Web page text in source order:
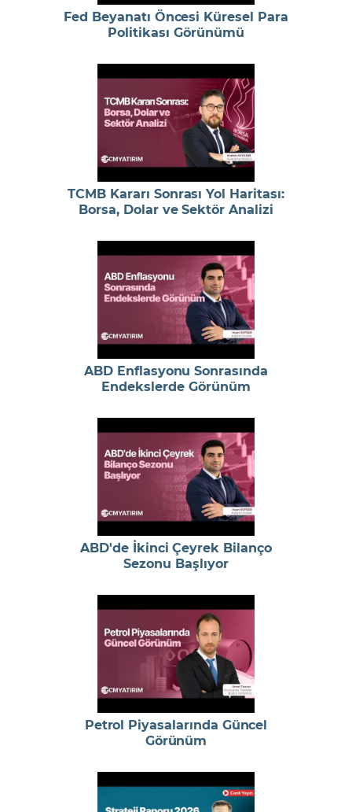
Fed Beyanatı Öncesi Küresel Para
Politikası Görünümü
TCMB Kararı Sonrası Yol Haritası:
Borsa, Dolar ve Sektör Analizi
ABD Enflasyonu Sonrasında
Endekslerde Görünüm
ABD'de İkinci Çeyrek Bilanço
Sezonu Başlıyor
Petrol Piyasalarında Güncel
Görünüm